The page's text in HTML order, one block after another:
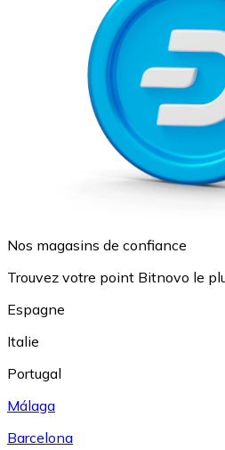
Nos magasins de confiance
Trouvez votre point Bitnovo le
Espagne
Italie
Portugal
Málaga
Barcelona